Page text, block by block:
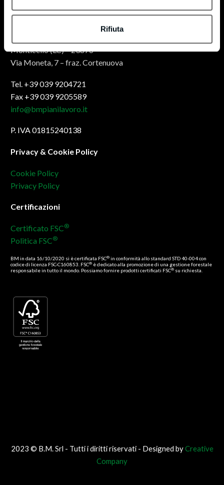
Rifiuta
Monticello (LC) – 23876
Via Moneta, 7 – fraz. Cortenuova
Tel. +39 039 9204721
Fax +39 039 9205589
info@bmpianilavoro.it
P. IVA 01815240138
Privacy & Cookie Policy
Cookie Policy
Privacy Policy
Certificazioni
Certificato FSC®
Politica FSC®
BM in data 16/10/2020 si è certificata FSC® in conformità allo standard STD 40-004 con
codice di licenza FSC-C160853. FSC® è dedicato alla promozione di una gestione forestale
responsabile in tutto il mondo. Possiamo fornire prodotti certificati FSC® su richiesta.
2023 © B.M. Srl - Tutti i diritti riservati - Designed byCreative
Company